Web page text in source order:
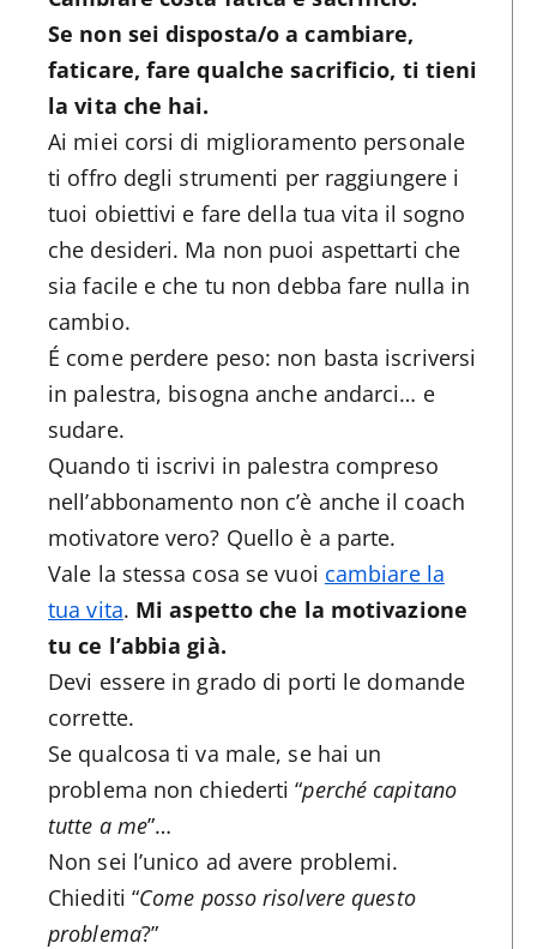
Se non sei disposta/o a cambiare,
faticare, fare qualche sacrificio, ti tieni
la vita che hai.
Ai miei corsi di miglioramento personale
ti offro degli strumenti per raggiungere i
tuoi obiettivi e fare della tua vita il sogno
che desideri. Ma non puoi aspettarti che
sia facile e che tu non debba fare nulla in
cambio.
É come perdere peso: non basta iscriversi
in palestra, bisogna anche andarci… e
sudare.
Quando ti iscrivi in palestra compreso
nell’abbonamento non c’è anche il coach
motivatore vero? Quello è a parte.
Vale la stessa cosa se vuoi cambiare la
tua vita. Mi aspetto che la motivazione
tu ce l’abbia già.
Devi essere in grado di porti le domande
corrette.
Se qualcosa ti va male, se hai un
problema non chiederti “perché capitano
tutte a me”…
Non sei l’unico ad avere problemi.
Chiediti “Come posso risolvere questo
problema?”